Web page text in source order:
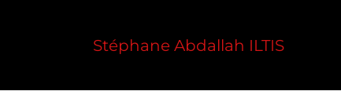
Stéphane Abdallah ILTIS